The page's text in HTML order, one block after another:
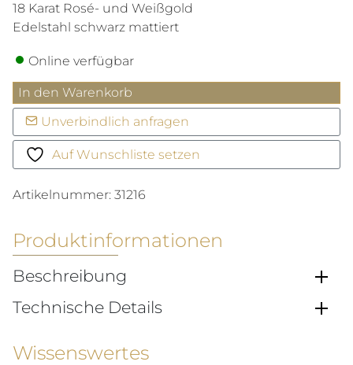
18 Karat Rosé- und Weißgold
Edelstahl schwarz mattiert
Online verfügbar
Ring
Serenata
Menge
In den Warenkorb
Unverbindlich anfragen
Auf Wunschliste setzen
Artikelnummer: 31216
Produktinformationen
Beschreibung
Technische Details
Wissenswertes